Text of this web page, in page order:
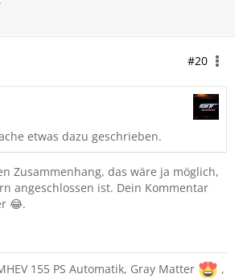
#20
etwas dazu geschrieben.
Zusammenhang, das wäre ja möglich,
angeschlossen ist. Dein Kommentar
😂.
155 PS Automatik, Gray Matter
,